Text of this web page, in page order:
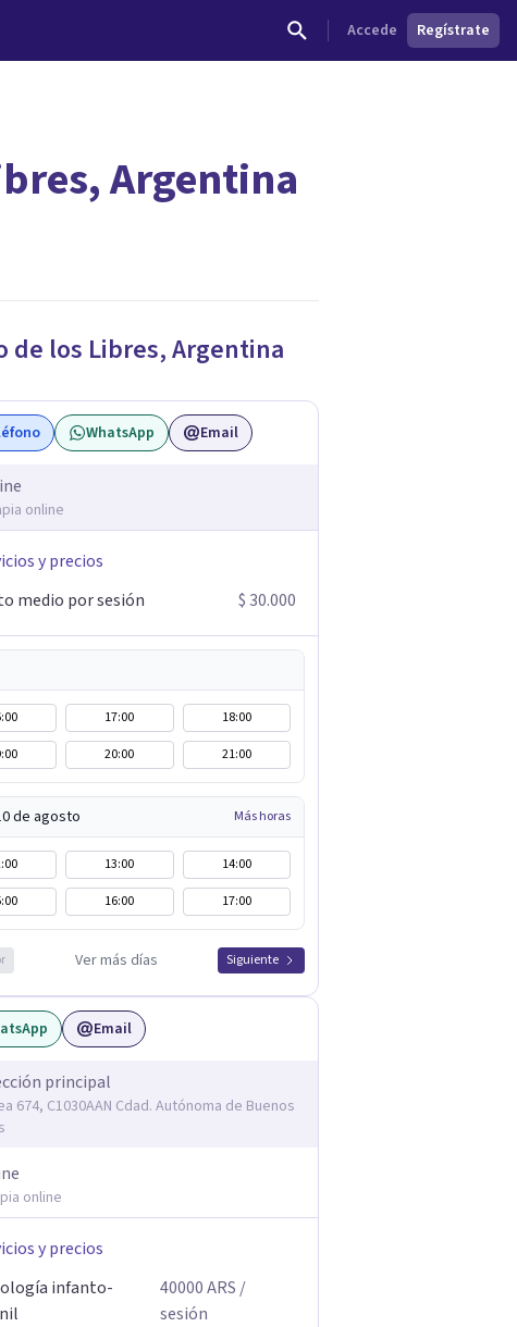
Accede Regístrate
Argentina
de los Libres,Argentina
WhatsApp Email
online
y precios
medio por sesión
$ 30.000
17:00
18:00
20:00 21:00
de agosto Más horas
13:00
14:00
16:00 17:00
Ver más días Siguiente
Email
principal
674, C1030AAN Cdad. Autónoma de Buenos
online
y precios
infanto-
40000ARS /
sesión